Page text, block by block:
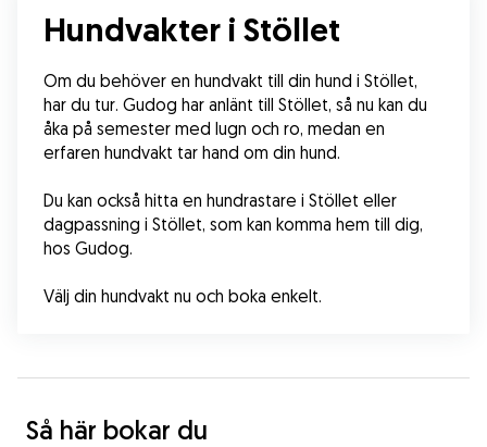
Hundvakter i Stöllet
Om du behöver en hundvakt till din hund i Stöllet,
har du tur. Gudog har anlänt till Stöllet, så nu kan du
åka på semester med lugn och ro, medan en
erfaren hundvakt tar hand om din hund.
Du kan också hitta en hundrastare i Stöllet eller
dagpassning i Stöllet, som kan komma hem till dig,
hos Gudog.
Välj din hundvakt nu och boka enkelt.
Så här bokar du